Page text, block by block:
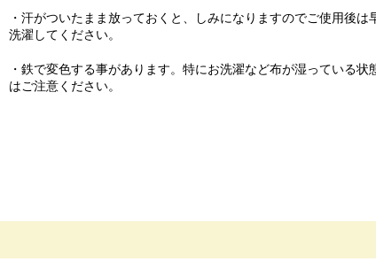
・汗がついたまま放っておくと、しみになりますのでご使用後は
洗濯してください。
・鉄で変色する事があります。特にお洗濯など布が湿っている状
はご注意ください。